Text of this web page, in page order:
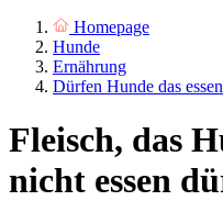
Homepage
Hunde
Ernährung
Dürfen Hunde das
Fleisch, das
nicht essen